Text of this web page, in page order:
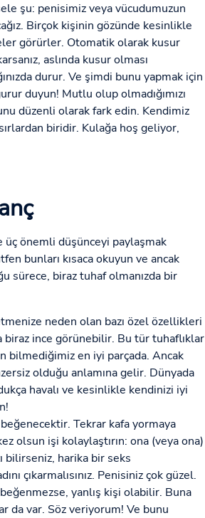
şu: penisimiz veya vücudumuzun
Birçok kişinin gözünde kesinlikle
görürler. Otomatik olarak kusur
aslında kusur olması
durur. Ve şimdi bunu yapmak için
duyun! Mutlu olup olmadığımızı
düzenli olarak fark edin. Kendimiz
biridir. Kulağa hoş geliyor,
üç önemli düşünceyi paylaşmak
bunları kısaca okuyun ve ancak
sürece, biraz tuhaf olmanızda bir
neden olan bazı özel özellikleri
biraz ince görünebilir. Bu tür tuhaflıklar
bilmediğimiz en iyi parçada. Ancak
olduğu anlamına gelir. Dünyada
havalı ve kesinlikle kendinizi iyi
Tekrar kafa yormaya
olsun işi kolaylaştırın: ona (veya ona)
bilirseniz, harika bir seks
çıkarmalısınız. Penisiniz çok güzel.
yanlış kişi olabilir. Buna
da var. Söz veriyorum! Ve bunu